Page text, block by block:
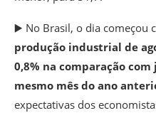
▶️ No Brasil, o dia começou
produção industrial de
0,8% na comparação
mesmo mês do ano
expectativas dos